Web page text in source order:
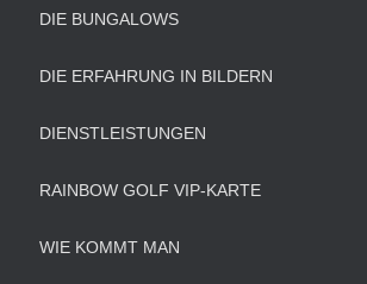
DIE BUNGALOWS
DIE ERFAHRUNG IN BILDERN
DIENSTLEISTUNGEN
RAINBOW GOLF VIP-KARTE
WIE KOMMT MAN